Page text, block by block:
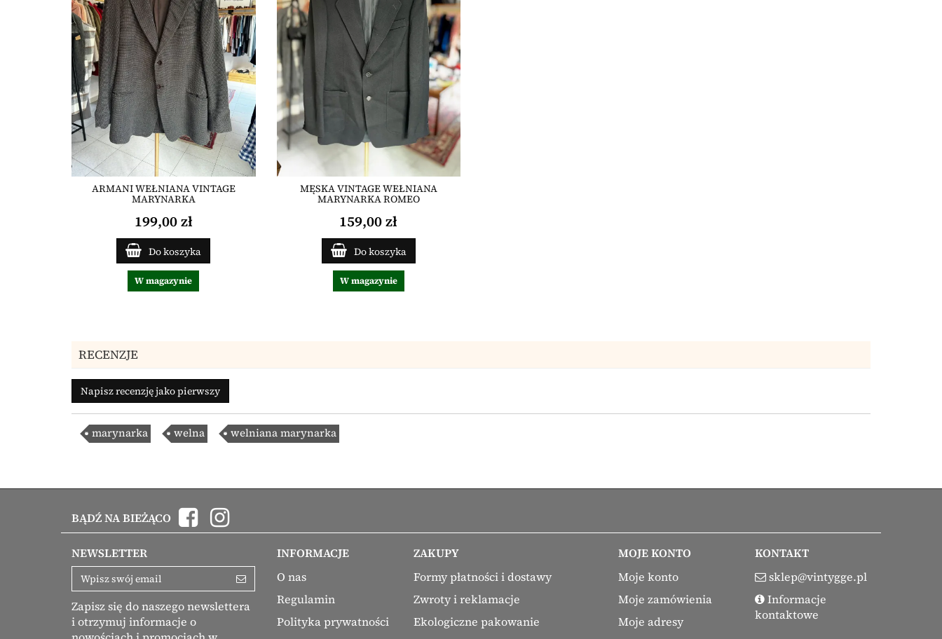
ARMANI WEŁNIANA VINTAGE
MARYNARKA
199,00 zł
Do koszyka
W magazynie
MĘSKA VINTAGE WEŁNIANA
MARYNARKA ROMEO
159,00 zł
Do koszyka
W magazynie
RECENZJE
Napisz recenzję jako pierwszy
marynarka welna welniana marynarka
BĄDŹ NA BIEŻĄCO
NEWSLETTER
Zapisz się do naszego newslettera
i otrzymuj informacje o
INFORMACJE
O nas
Regulamin
Polityka prywatności
ZAKUPY
Formy płatności i dostawy
Zwroty i reklamacje
Ekologiczne pakowanie
MOJE KONTO
Moje konto
Moje zamówienia
Moje adresy
KONTAKT
sklep@vintygge.pl
Informacje
kontaktowe